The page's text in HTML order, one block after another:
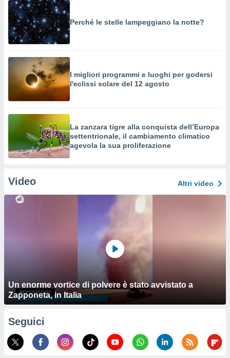
Perché le stelle lampeggiano la notte?
I migliori programmi e luoghi per godersi
l'eclissi solare del 12 agosto
La zanzara tigre alla conquista dell’Europa
settentrionale, il cambiamento climatico
agevola la sua proliferazione
Video Altri video
Un enorme vortice di polvere è stato avvistato a
Zapponeta, in Italia
Seguici